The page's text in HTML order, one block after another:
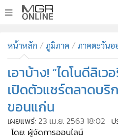
ทันเหตุการณ์
• ภาคใต้
ภูมิภาค
• บันเทิง
ผู้จัดการรายวัน
หน้าหลัก ภูมิภาค ภาคตะวันอ
เอาบ้าง! “ไดโนดีลิเ
เปิดตัวแชร์ตลาดบริ
ขอนแก่น
เผยแพร่: 23 เม.ย. 2563 18:02
โดย: ผู้จัดการออนไลน์